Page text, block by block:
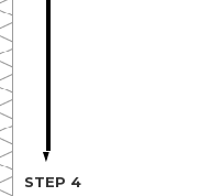
STEP 4